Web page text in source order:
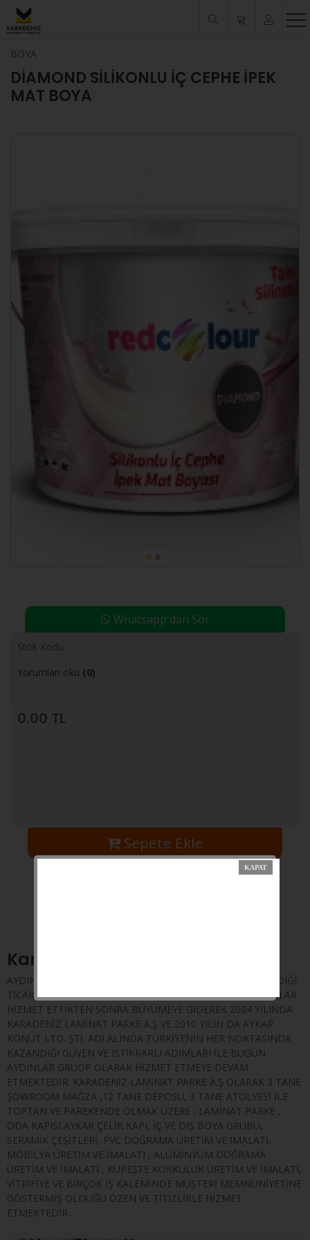
BOYA
DİAMOND SİLİKONLU İÇ CEPHE İPEK
MAT BOYA
Whatsapp'dan Sor
Stok Kodu:
Yorumları oku (0)
0.00 TL
Sepete Ekle
Karadeniz Parke
AYDINLAR GROUP, 1992 YILINDA AHŞAP PARKE İLE BAŞLADIĞI
TİCARİ HAYATINA , SEZGİN AYDIN ÜNVANI İLE UZUNCA YILLAR
HİZMET ETTİKTEN SONRA BÜYÜMEYE GİDEREK 2004 YILINDA
KARADENİZ LAMİNAT PARKE A.Ş VE 2010 YILIN DA AYKAR
KONUT LTD. ŞTİ. ADI ALINDA TÜRKİYENİN HER NOKTASINDA
KAZANDIĞI GÜVEN VE İSTİKRARLI ADIMLARI İLE BUGÜN
AYDINLAR GRUOP OLARAK HİZMET ETMEYE DEVAM
ETMEKTEDİR. KARADENİZ LAMİNAT PARKE A.Ş OLARAK 3 TANE
ŞOWROOM MAĞZA ,12 TANE DEPOSU, 3 TANE ATÖLYESİ İLE
TOPTAN VE PAREKENDE OLMAK ÜZERE ; LAMİNAT PARKE ,
ODA KAPISI AYKAR ÇELİK KAPI, İÇ VE DIŞ BOYA GRUBU,
SERAMİK ÇEŞİTLERİ, PVC DOĞRAMA ÜRETİM VE İMALATI,
MOBİLYA ÜRETİM VE İMALATI , ALÜMİNYUM DOĞRAMA
ÜRETİM VE İMALATI , KÜPEŞTE KORKULUK ÜRETİM VE İMALATI,
VİTRİFİYE VE BİRÇOK İŞ KALEMİNDE MÜŞTERİ MEMNUNİYETİNE
GÖSTERMİŞ OLDUĞU ÖZEN VE TİTİZLİKLE HİZMET
ETMEKTEDİR.